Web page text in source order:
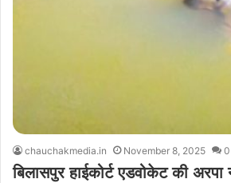
chauchakmedia.in November 8, 2025 0
बिलासपुर हाईकोर्ट एडवोकेट की अरपा